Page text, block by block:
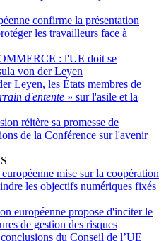
confirme la présentation
les travailleurs face à
: l'UE doit se
von der Leyen
Leyen, les États membres de
d'entente » sur l'asile et la
réitère sa promesse de
de la Conférence sur l'avenir
mise sur la coopération
les objectifs numériques fixés
européenne propose d'inciter le
de gestion des risques
du Conseil de l’UE